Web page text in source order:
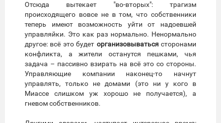
Отсюда вытекает "во-вторых": трагизм
происходящего вовсе не в том, что собственники
теперь имеют возможность уйти от надоевшей
управляйки. Это как раз нормально. Ненормально
другое: всё это будет организовыватьсясторонами
конфликта, а жители останутся пешками, чья
задача – пассивно взирать на всё это со стороны.
Управляющие компании наконец-то начнут
управлять, только не домами (это ни у кого в
Миассе слишком уж хорошо не получается), а
гневом собственников.